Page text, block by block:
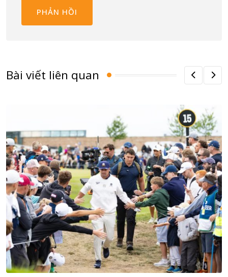
Bài viết liên quan